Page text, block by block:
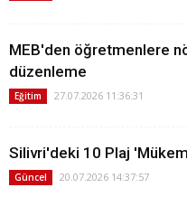
MEB'den öğretmenlere
düzenleme
Eğitim 27.07.2026 11:36:31
Silivri'deki 10 Plaj
Güncel 20.07.2026 14:37:57